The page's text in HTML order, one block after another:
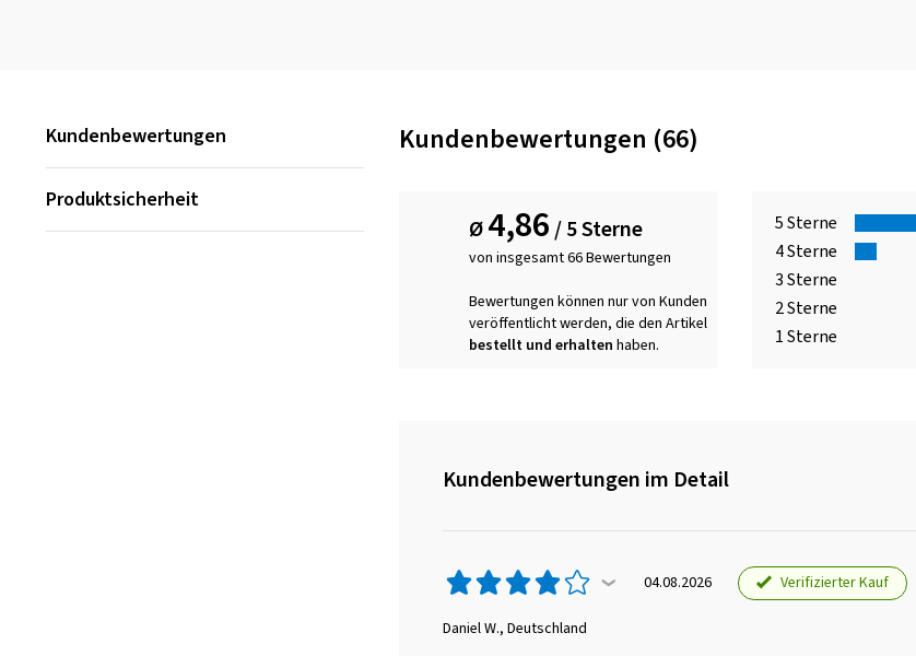
Kundenbewertungen
Produktsicherheit
Kundenbewertungen (66)
Ø4,86 / 5 Sterne
von insgesamt 66 Bewertungen
Bewertungen können nur von Kunden
veröffentlicht werden, die den Artikel
bestellt und erhalten haben.
5 Sterne
4 Sterne
3 Sterne
2 Sterne
1 Sterne
Kundenbewertungen im Detail
04.08.2026 Verifizierter Kauf
Daniel W., Deutschland